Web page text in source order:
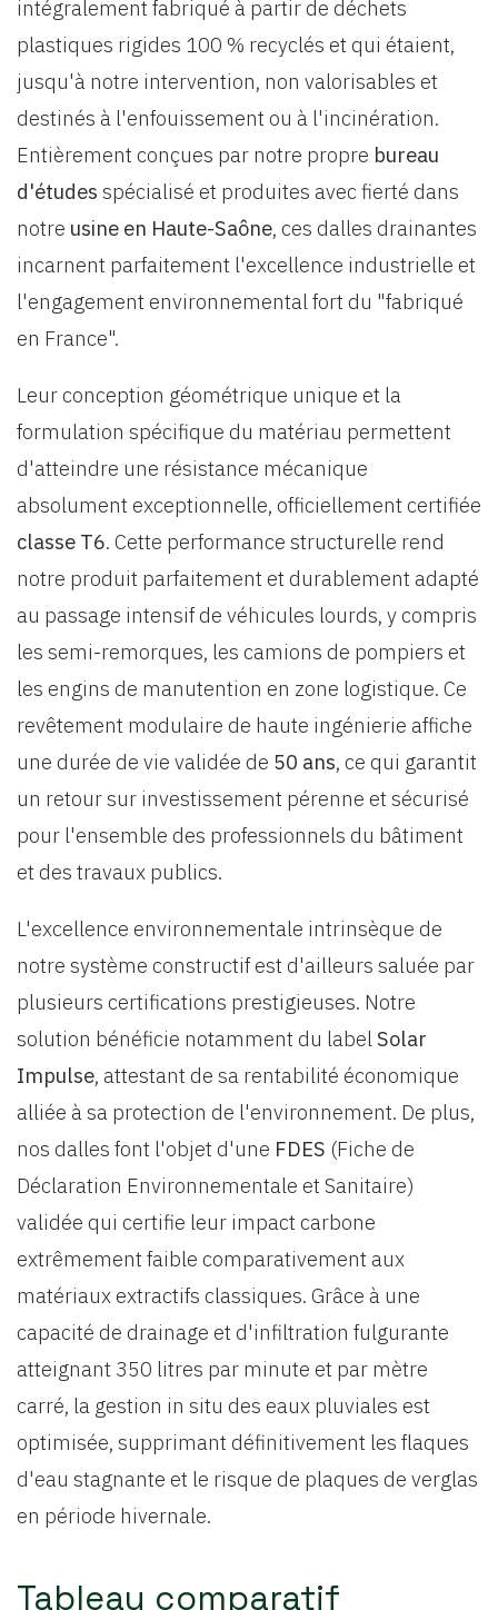
intégralement fabriqué à partir de déchets
plastiques rigides 100 % recyclés et qui étaient,
jusqu'à notre intervention, non valorisables et
destinés à l'enfouissement ou à l'incinération.
Entièrement conçues par notre propre bureau
d'études spécialisé et produites avec fierté dans
notre usine en Haute-Saône, ces dalles drainantes
incarnent parfaitement l'excellence industrielle et
l'engagement environnemental fort du "fabriqué
en France".
Leur conception géométrique unique et la
formulation spécifique du matériau permettent
d'atteindre une résistance mécanique
absolument exceptionnelle, officiellement certifiée
classe T6. Cette performance structurelle rend
notre produit parfaitement et durablement adapté
au passage intensif de véhicules lourds, y compris
les semi-remorques, les camions de pompiers et
les engins de manutention en zone logistique. Ce
revêtement modulaire de haute ingénierie affiche
une durée de vie validée de 50 ans, ce qui garantit
un retour sur investissement pérenne et sécurisé
pour l'ensemble des professionnels du bâtiment
et des travaux publics.
L'excellence environnementale intrinsèque de
notre système constructif est d'ailleurs saluée par
plusieurs certifications prestigieuses. Notre
solution bénéficie notamment du labelSolar
Impulse, attestant de sa rentabilité économique
alliée à sa protection de l'environnement. De plus,
nos dalles font l'objet d'une FDES (Fiche de
Déclaration Environnementale et Sanitaire)
validée qui certifie leur impact carbone
extrêmement faible comparativement aux
matériaux extractifs classiques. Grâce à une
capacité de drainage et d'infiltration fulgurante
atteignant 350 litres par minute et par mètre
carré, la gestion in situ des eaux pluviales est
optimisée, supprimant définitivement les flaques
d'eau stagnante et le risque de plaques de verglas
en période hivernale.
Tableau comparatif